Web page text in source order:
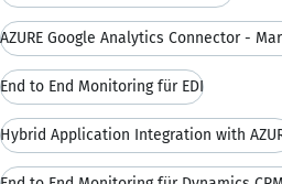
End to End Monitoring für EDI
Hybrid Application Integration with